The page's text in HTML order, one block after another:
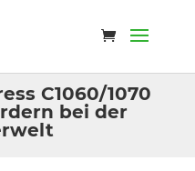
C1060/1070
bei der